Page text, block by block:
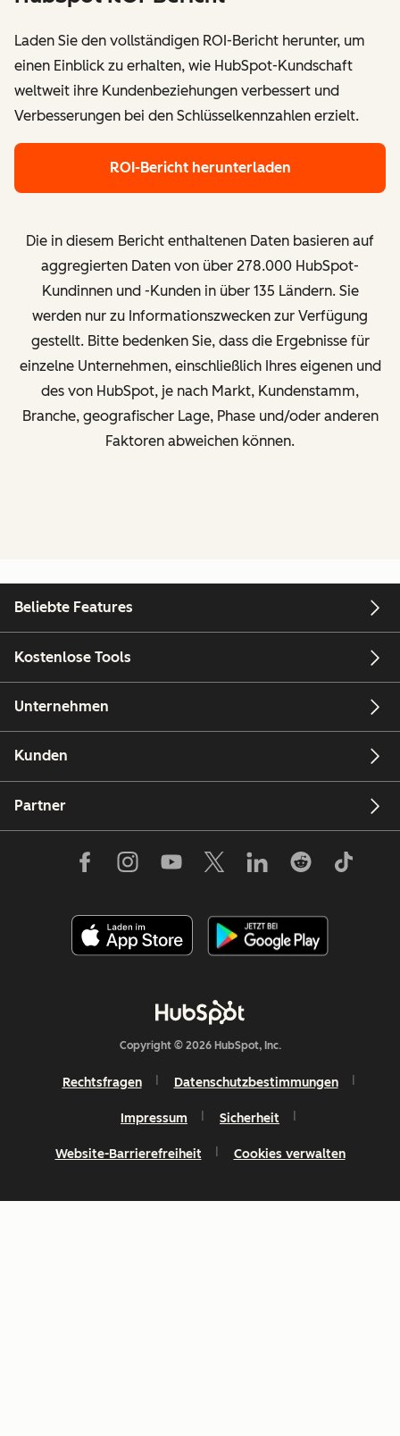
Laden Sie den vollständigen ROI-Bericht herunter, um
einen Einblick zu erhalten, wie HubSpot-Kundschaft
weltweit ihre Kundenbeziehungen verbessert und
Verbesserungen bei den Schlüsselkennzahlen erzielt.
ROI-Bericht herunterladen
Die in diesem Bericht enthaltenen Daten basieren auf
aggregierten Daten von über 278.000 HubSpot-
Kundinnen und -Kunden in über 135 Ländern.Sie
werden nur zu Informationszwecken zur Verfügung
gestellt. Bitte bedenken Sie, dass die Ergebnisse für
einzelne Unternehmen, einschließlich Ihres eigenen und
des von HubSpot, je nach Markt, Kundenstamm,
Branche, geografischer Lage, Phase und/oder anderen
Faktoren abweichen können.
Beliebte Features
Kostenlose Tools
Unternehmen
Kunden
Partner
Copyright © 2026 HubSpot, Inc.
Rechtsfragen Datenschutzbestimmungen
Impressum Sicherheit
Website-Barrierefreiheit Cookies verwalten